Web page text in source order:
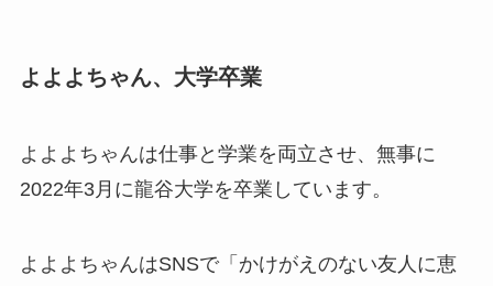
よよよちゃん、大学卒業
よよよちゃんは仕事と学業を両立させ、無事に
2022年3月に龍谷大学を卒業しています。
よよよちゃんはSNSで「かけがえのない友人に恵